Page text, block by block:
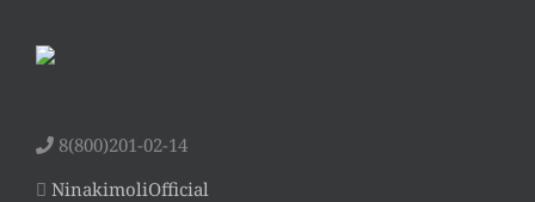
8(800)201-02-14
NinakimoliOfficial